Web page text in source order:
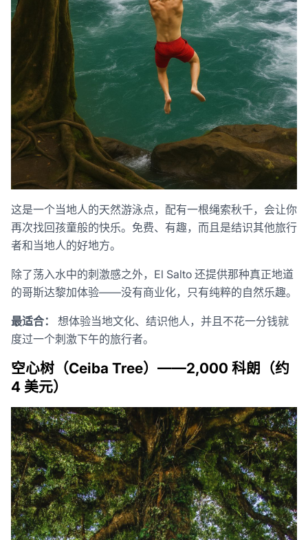
这是一个当地人的天然游泳点，配有一根绳索秋千，会让你
再次找回孩童般的快乐。免费、有趣，而且是结识其他旅行
者和当地人的好地方。
除了荡入水中的刺激感之外，El Salto 还提供那种真正地道
的哥斯达黎加体验——没有商业化，只有纯粹的自然乐趣。
最适合：
想体验当地文化、结识他人，并且不花一分钱就
度过一个刺激下午的旅行者。
空心树（Ceiba Tree）——2,000 科朗（约
4 美元）